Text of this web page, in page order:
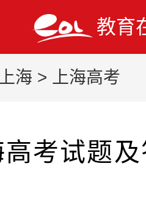
教育
上海 > 上海高考
考试题